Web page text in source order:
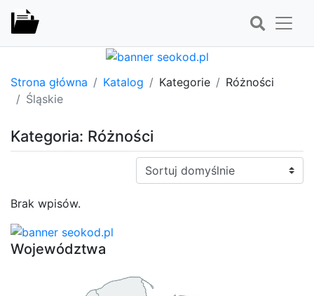
Strona główna Katalog Kategorie
Różności
Śląskie
Kategoria: Różności
Sortuj:
Brak wpisów.
Województwa